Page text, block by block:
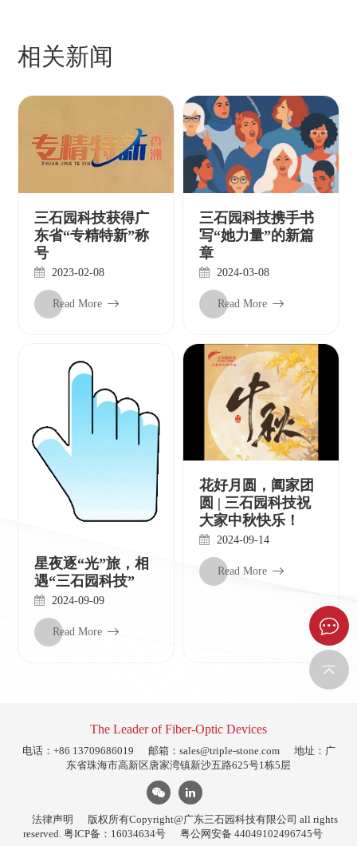
相关新闻
三石园科技获得广
东省“专精特新”称
号
2023-02-08
Read More
三石园科技携手书
写“她力量”的新篇
章
2024-03-08
Read More
星夜逐“光”旅，相
遇“三石园科技”
2024-09-09
Read More
花好月圆，阖家团
圆 | 三石园科技祝
大家中秋快乐！
2024-09-14
Read More
The Leader of Fiber-Optic Devices
电话：+86 13709686019 邮箱： sales@triple-stone.com
地址：广
东省珠海市高新区唐家湾镇新沙五路625号1栋5层
法律声明
版权所有Copyright@广东三石园科技有限公司 all rights
reserved. 粤ICP备：16034634号 粤公网安备 44049102496745号